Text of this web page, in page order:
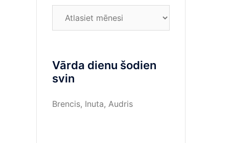
Vārda dienu šodien
svin
Brencis, Inuta, Audris